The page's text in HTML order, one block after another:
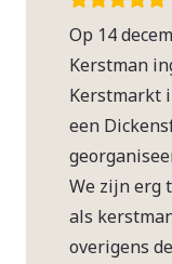
Op 14
Kerstman
Kerstmarkt
een
We zijn erg
als
overigens